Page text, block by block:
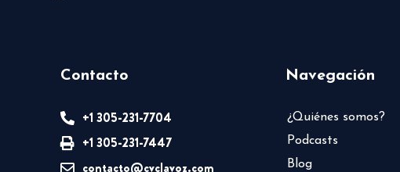
Contacto
+1 305-231-7704
+1 305-231-7447
contacto@cvclavoz.com
Navegación
¿Quiénes somos?
Podcasts
Blog